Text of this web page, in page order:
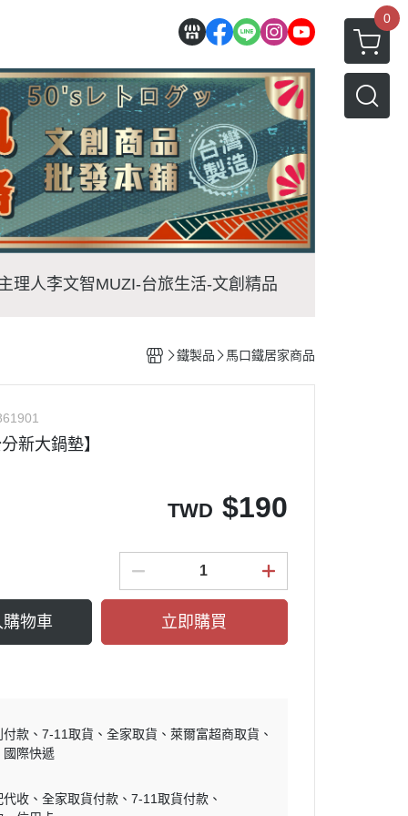
0
理人李文智MUZI-台旅生活-文創精品
鐵製品 馬口鐵居家商品
新大鍋墊】
TWD $190
購物車 立即購買
付款 7-11取貨 全家取貨
萊爾富超商取貨
國際快遞
代收 全家取貨付款
7-11取貨付款